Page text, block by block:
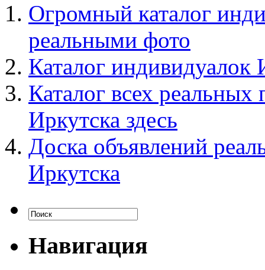
Огромный каталог
реальными фото
Каталог индивидуалок
Каталог всех
Иркутска здесь
Доска объявлений
Иркутска
Навигация